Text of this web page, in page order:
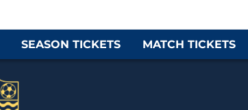
SEASON TICKETS MATCH TICKETS